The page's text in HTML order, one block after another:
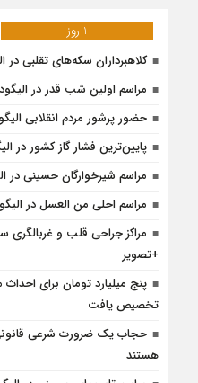
1 روز
کلاهبرداران سکه‌های تقلبی در
مراسم اولین شب قدر در
حضور پرشور مردم انقلابی الیگودرز در
پایین‌ترین فشار گاز کشور در
مراسم شیرخوارگان حسینی در
مراسم احلی من العسل در
مراکز جراحی قلب و غربالگری
+تصویر
پنج میلیارد تومان برای
تخصیص یافت
حجاب یک ضرورت شرعی
هستند